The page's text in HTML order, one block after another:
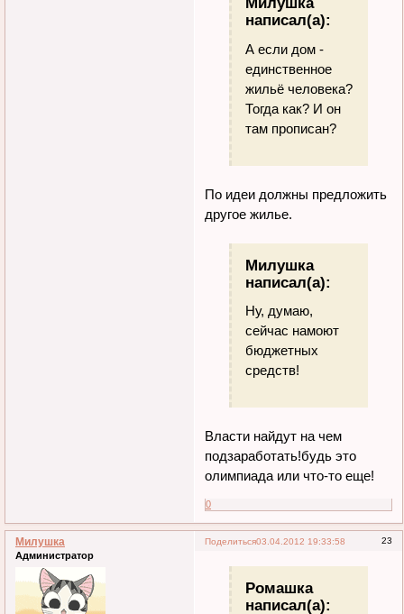
написал(а):
А если дом -
единственное
жильё человека?
Тогда как? И он
там прописан?
По идеи должны предложить
другое жилье.
Милушка
написал(а):
Ну, думаю,
сейчас намоют
бюджетных
средств!
Власти найдут на чем
подзаработать!будь это
олимпиада или что-то еще!
0
Поделиться 23
03.04.2012 19:33:58
Милушка
Администратор
Ромашка
написал(а):